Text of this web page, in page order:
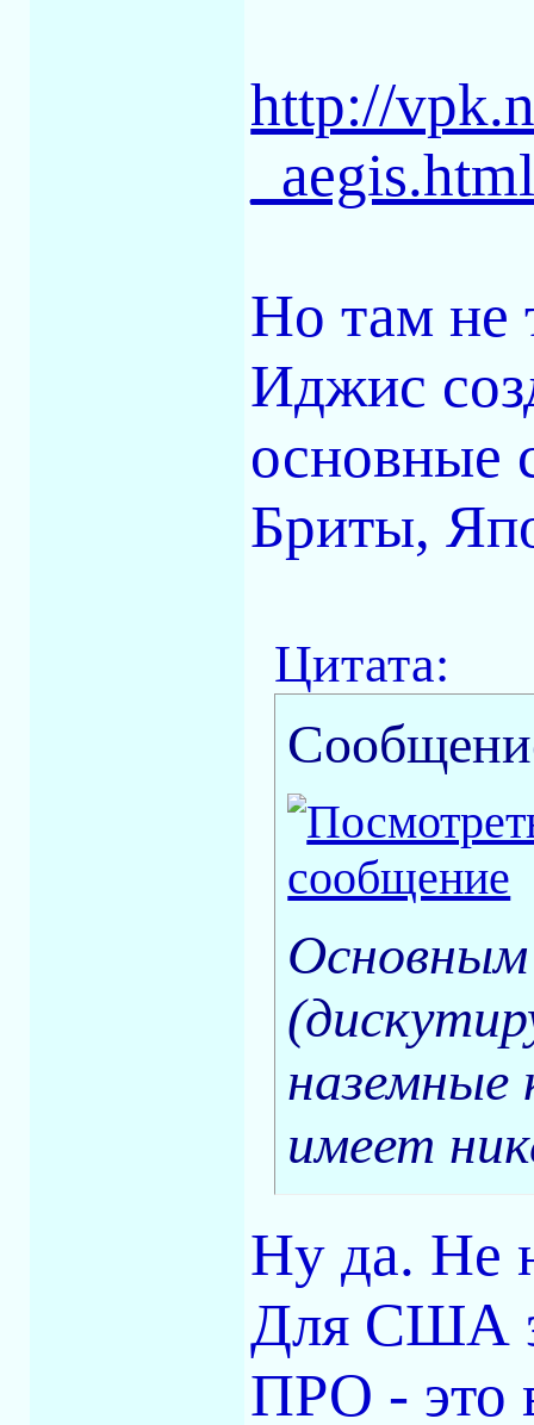
http://
Но там не
Иджис
Бриты,
Цитата:
имеет
Ну да. Не
Для США
ПРО - это